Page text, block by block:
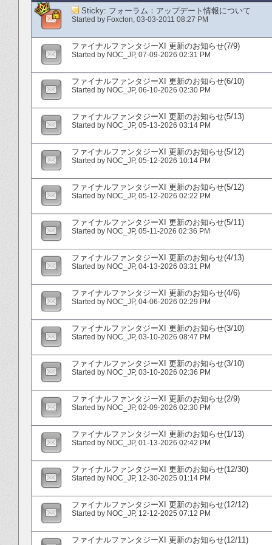
Sticky: フォーラム：アップデート情報について
Started by Foxclon‎, 03-03-2011 08:27 PM
ファイナルファンタジーXI 更新のお知らせ(7/9)
Started by NOC_JP‎, 07-09-2026 02:31 PM
ファイナルファンタジーXI 更新のお知らせ(6/10)
Started by NOC_JP‎, 06-10-2026 02:30 PM
ファイナルファンタジーXI 更新のお知らせ(5/13)
Started by NOC_JP‎, 05-13-2026 03:14 PM
ファイナルファンタジーXI 更新のお知らせ(5/12)
Started by NOC_JP‎, 05-12-2026 10:14 PM
ファイナルファンタジーXI 更新のお知らせ(5/12)
Started by NOC_JP‎, 05-12-2026 02:22 PM
ファイナルファンタジーXI 更新のお知らせ(5/11)
Started by NOC_JP‎, 05-11-2026 02:36 PM
ファイナルファンタジーXI 更新のお知らせ(4/13)
Started by NOC_JP‎, 04-13-2026 03:31 PM
ファイナルファンタジーXI 更新のお知らせ(4/6)
Started by NOC_JP‎, 04-06-2026 02:29 PM
ファイナルファンタジーXI 更新のお知らせ(3/10)
Started by NOC_JP‎, 03-10-2026 08:47 PM
ファイナルファンタジーXI 更新のお知らせ(3/10)
Started by NOC_JP‎, 03-10-2026 02:36 PM
ファイナルファンタジーXI 更新のお知らせ(2/9)
Started by NOC_JP‎, 02-09-2026 02:30 PM
ファイナルファンタジーXI 更新のお知らせ(1/13)
Started by NOC_JP‎, 01-13-2026 02:42 PM
ファイナルファンタジーXI 更新のお知らせ(12/30)
Started by NOC_JP‎, 12-30-2025 01:14 PM
ファイナルファンタジーXI 更新のお知らせ(12/12)
Started by NOC_JP‎, 12-12-2025 07:12 PM
ファイナルファンタジーXI 更新のお知らせ(12/11)